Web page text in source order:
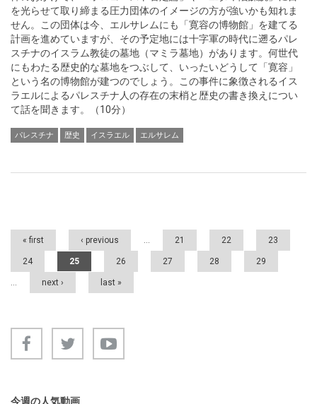
を光らせて取り締まる圧力団体のイメージの方が強いかも知れま
せん。この団体は今、エルサレムにも「寛容の博物館」を建てる
計画を進めていますが、その予定地には十字軍の時代に遡るパレ
スチナのイスラム教徒の墓地（マミラ墓地）があります。何世代
にもわたる歴史的な墓地をつぶして、いったいどうして「寛容」
という名の博物館が建つのでしょう。この事件に象徴されるイス
ラエルによるパレスチナ人の存在の末梢と歴史の書き換えについ
て話を聞きます。（10分）
パレスチナ 歴史 イスラエル エルサレム
Pages
« first ‹ previous … 21 22 23
24 25 26 27 28 29
… next › last »
今週の人気動画